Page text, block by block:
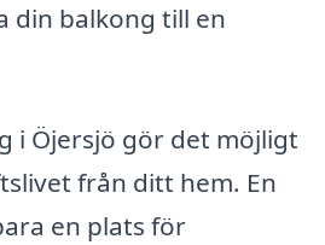
din balkong till en
i Öjersjö gör det möjligt
från ditt hem. En
en plats för